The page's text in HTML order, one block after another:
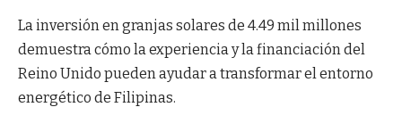
La inversión en granjas solares de 4.49 mil millones
demuestra cómo la experiencia y la financiación del
Reino Unido pueden ayudar a transformar el entorno
energético de Filipinas.